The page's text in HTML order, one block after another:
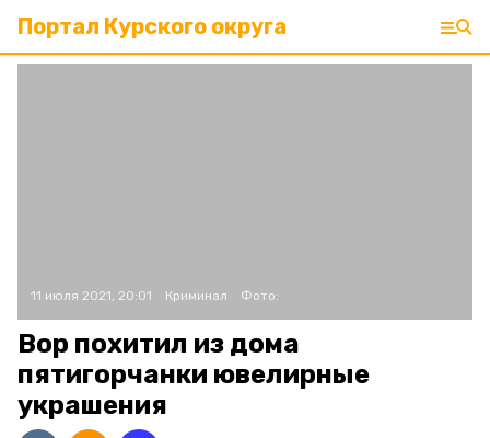
Портал Курского округа
11 июля 2021, 20:01 Криминал Фото:
Вор похитил из дома
пятигорчанки ювелирные
украшения